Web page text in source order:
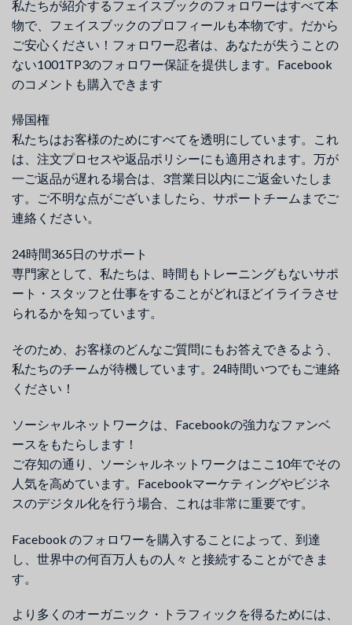
私たちが紹介するフェイスブックのフォロワーはすべて本
物で、フェイスブックのプロフィールも本物です。だから
ご安心ください！フォロワー忍者は、あなたが失うことの
ない1001TP3のフォロワー保証を提供します。Facebook
のコメントも購入できます
帰国権
私たちはお客様のためにすべてを透明にしています。これ
は、注文プロセスや返品ポリシーにも適用されます。万が
一ご返品が遅れる場合は、3営業日以内にご返金いたしま
す。ご不明な点がございましたら、サポートチームまでご
連絡ください。
24時間365日のサポート
専門家として、私たちは、時間もトレーニングもないサポ
ート・スタッフと仕事をすることがどれほどイライラさせ
られるかを知っています。
そのため、お客様のどんなご質問にもお答えできるよう、
私たちのチームが待機しています。24時間いつでもご連絡
ください！
ソーシャルネットワークは、Facebookの強力なファンベ
ースをもたらします！
ご存知の通り、ソーシャルネットワークはここ10年でその
人気を高めています。Facebookマーケティングやビジネ
スのデジタル化を行う場合、これは非常に重要です。
Facebook のフォロワーを購入することによって、到達
し、世界中の何百万人もの人々 と接続することができま
す。
より多くのオーガニック・トラフィックを得るためには、